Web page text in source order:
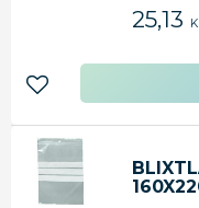
25,13
Lägg till i favoriter